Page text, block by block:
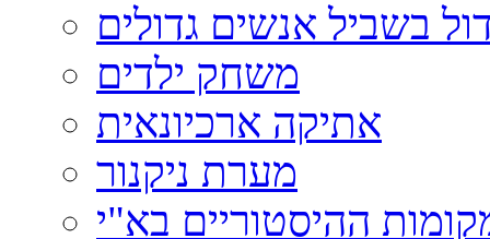
בשביל אנשים גדולים
משחק ילדים
אתיקה ארכיונאית
מערת ניקנור
ההיסטוריים בא"י